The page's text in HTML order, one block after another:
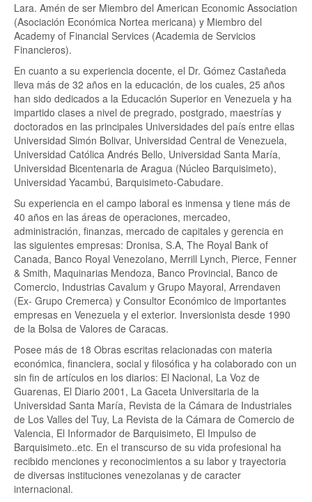
Lara. Amén de ser Miembro del American Economic Association
(Asociación Económica Nortea mericana) y Miembro del
Academy of Financial Services (Academia de Servicios
Financieros).
En cuanto a su experiencia docente, el Dr. Gómez Castañeda
lleva más de 32 años en la educación, de los cuales, 25 años
han sido dedicados a la Educación Superior en Venezuela y ha
impartido clases a nivel de pregrado, postgrado, maestrías y
doctorados en las principales Universidades del país entre ellas
Universidad Simón Bolivar, Universidad Central de Venezuela,
Universidad Católica Andrés Bello, Universidad Santa María,
Universidad Bicentenaria de Aragua (Núcleo Barquisimeto),
Universidad Yacambú, Barquisimeto-Cabudare.
Su experiencia en el campo laboral es inmensa y tiene más de
40 años en las áreas de operaciones, mercadeo,
administración, finanzas, mercado de capitales y gerencia en
las siguientes empresas: Dronisa, S.A, The Royal Bank of
Canada, Banco Royal Venezolano, Merrill Lynch, Pierce, Fenner
& Smith, Maquinarias Mendoza, Banco Provincial, Banco de
Comercio, Industrias Cavalum y Grupo Mayoral, Arrendaven
(Ex- Grupo Cremerca) y Consultor Económico de importantes
empresas en Venezuela y el exterior. Inversionista desde 1990
de la Bolsa de Valores de Caracas.
Posee más de 18 Obras escritas relacionadas con materia
económica, financiera, social y filosófica y ha colaborado con un
sin fin de artículos en los diarios: El Nacional, La Voz de
Guarenas, El Diario 2001, La Gaceta Universitaria de la
Universidad Santa María, Revista de la Cámara de Industriales
de Los Valles del Tuy, La Revista de la Cámara de Comercio de
Valencia, El Informador de Barquisimeto, El Impulso de
Barquisimeto..etc. En el transcurso de su vida profesional ha
recibido menciones y reconocimientos a su labor y trayectoria
de diversas instituciones venezolanas y de caracter
internacional.